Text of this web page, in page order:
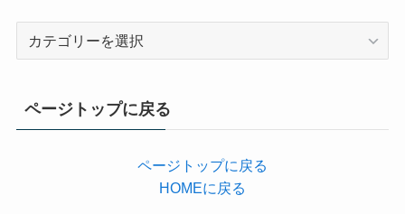
ページトップに戻る
ページトップに戻る
HOMEに戻る